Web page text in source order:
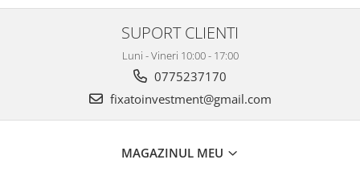
SUPORT CLIENTI
Luni - Vineri 10:00 - 17:00
0775237170
fixatoinvestment@gmail.com
MAGAZINUL MEU